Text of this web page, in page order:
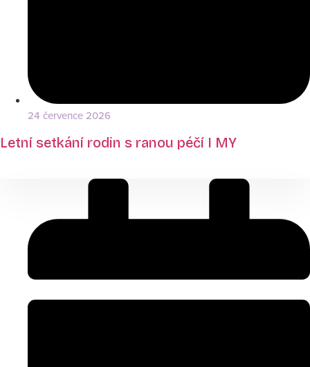
24 července 2026
Letní setkání rodin s ranou péčí I MY